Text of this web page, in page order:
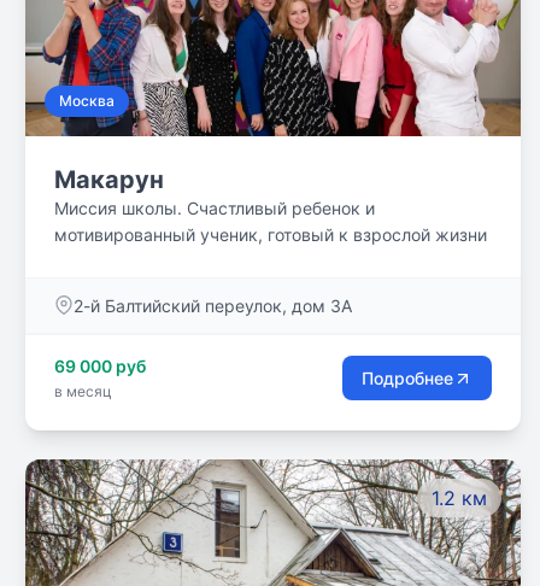
Москва
Макарун
Миссия школы. Счастливый ребенок и
мотивированный ученик, готовый к взрослой жизни
2-й Балтийский переулок, дом 3А
69 000 руб
в месяц
Подробнее
1.2 км